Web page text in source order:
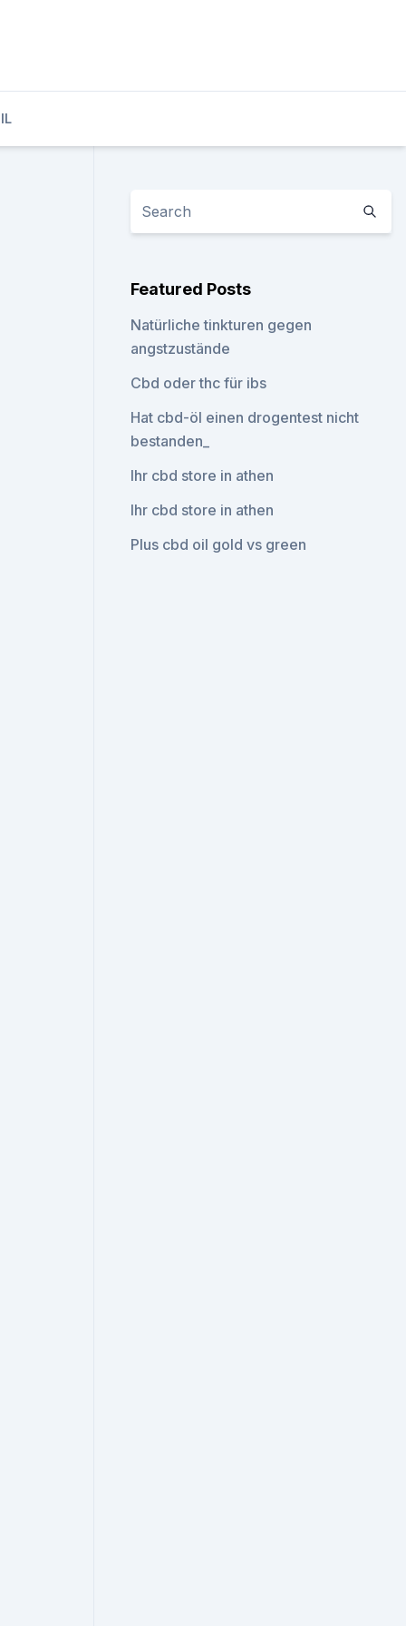
Featured Posts
Natürliche tinkturen gegen
angstzustände
Cbd oder thc für ibs
Hat cbd-öl einen drogentest nicht
bestanden_
Ihr cbd store in athen
Ihr cbd store in athen
Plus cbd oil gold vs green